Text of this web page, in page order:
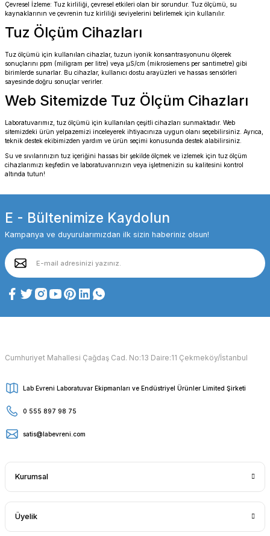
Çevresel İzleme: Tuz kirliliği, çevresel etkileri olan bir sorundur. Tuz ölçümü, su
kaynaklarının ve çevrenin tuz kirliliği seviyelerini belirlemek için kullanılır.
Tuz Ölçüm Cihazları
Tuz ölçümü için kullanılan cihazlar, tuzun iyonik konsantrasyonunu ölçerek
sonuçlarını ppm (miligram per litre) veya µS/cm (mikrosiemens per santimetre) gibi
birimlerde sunarlar. Bu cihazlar, kullanıcı dostu arayüzleri ve hassas sensörleri
sayesinde doğru sonuçlar verirler.
Web Sitemizde Tuz Ölçüm Cihazları
Laboratuvarımız, tuz ölçümü için kullanılan çeşitli cihazları sunmaktadır. Web
sitemizdeki ürün yelpazemizi inceleyerek ihtiyacınıza uygun olanı seçebilirsiniz. Ayrıca,
teknik destek ekibimizden yardım ve ürün seçimi konusunda destek alabilirsiniz.
Su ve sıvılarınızın tuz içeriğini hassas bir şekilde ölçmek ve izlemek için tuz ölçüm
cihazlarımızı keşfedin ve laboratuvarınızın veya işletmenizin su kalitesini kontrol
altında tutun!
E - Bültenimize Kaydolun
Kampanya ve duyurularımızdan ilk sizin haberiniz olsun!
Cumhuriyet Mahallesi Çağdaş Cad. No:13 Daire:11 Çekmeköy/İstanbul
Lab Evreni Laboratuvar Ekipmanları ve Endüstriyel Ürünler Limited Şirketi
0 555 897 98 75
satis@labevreni.com
Kurumsal
Üyelik